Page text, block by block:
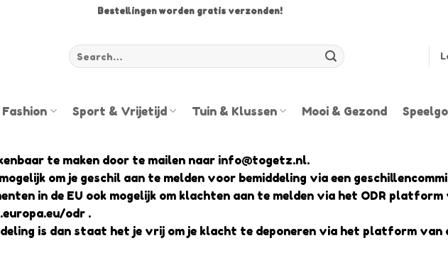
Bestellingen worden gratis verzonden!
Zoeken
voor:
Fashion Sport & Vrijetijd Tuin & Klussen Mooi & Gezond
te maken door te mailen naar info@togetz.nl.
om je geschil aan te melden voor bemiddeling via een
in de EU ook mogelijk om klachten aan te melden via het ODR platform
odr .
is dan staat het je vrij om je klacht te deponeren via het platform van